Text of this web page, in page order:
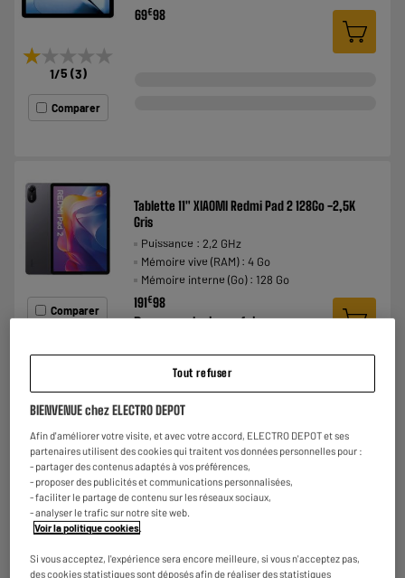
★★★★★
★★★★★
1/5 (3)
Comparer
69€98
Comparer
Tablette 11" XIAOMI Redmi Pad 2 128Go -2,5K
Gris
Puissance : 2,2 GHz
Mémoire vive (RAM) : 4 Go
Mémoire interne (Go) : 128 Go
191€98
Payer enplusieurs fois
Tout refuser
BIENVENUE chez ELECTRO DEPOT
Afin d'améliorer votre visite, et avec votre accord, ELECTRO DEPOT et ses
partenaires utilisent des cookies qui traitent vos données personnelles pour :
- partager des contenus adaptés à vos préférences,
- proposer des publicités et communications personnalisées,
- faciliter le partage de contenu sur les réseaux sociaux,
- analyser le trafic sur notre site web.
Voir la politique cookies.
Si vous acceptez, l'expérience sera encore meilleure, si vous n'acceptez pas,
des cookies statistiques sont déposés afin de réaliser des statistiques